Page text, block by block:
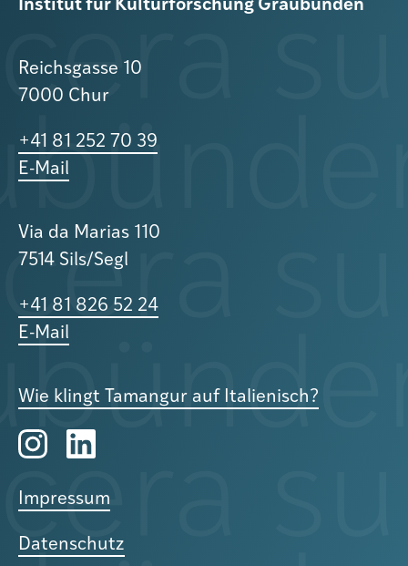
Institut für Kulturforschung Graubünden
Reichsgasse 10
7000 Chur
+41 81 252 70 39
E-Mail
Via da Marias 110
7514 Sils/Segl
+41 81 826 52 24
E-Mail
Wie klingt Tamangur auf Italienisch?
Impressum
Datenschutz